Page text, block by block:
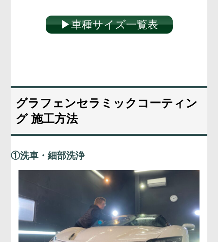
▶︎車種サイズ一覧表
グラフェンセラミックコーティン
グ 施工方法
①洗車・細部洗浄